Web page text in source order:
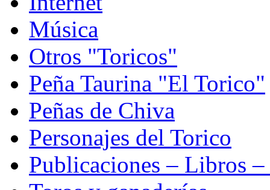
Música
Otros "Toricos"
Peña Taurina "El Torico"
Peñas de Chiva
Personajes del Torico
Publicaciones – Libros –